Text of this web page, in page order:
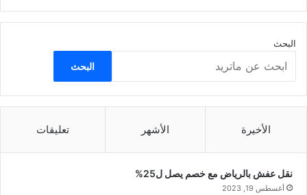
البحث
البحث
الأخيرة الأشهر تعليقات
نقل عفش بالرياض مع خصم يصل ل25%
أغسطس 19, 2023